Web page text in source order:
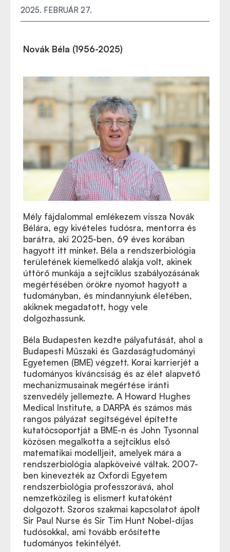
2025. FEBRUÁR 27.
Novák Béla (1956-2025)
Mély fájdalommal emlékezem vissza Novák
Bélára, egy kivételes tudósra, mentorra és
barátra, aki 2025-ben, 69 éves korában
hagyott itt minket. Béla a rendszerbiológia
területének kiemelkedő alakja volt, akinek
úttörő munkája a sejtciklus szabályozásának
megértésében örökre nyomot hagyott a
tudományban, és mindannyiunk életében,
akiknek megadatott, hogy vele
dolgozhassunk.
Béla Budapesten kezdte pályafutását, ahol a
Budapesti Műszaki és Gazdaságtudományi
Egyetemen (BME) végzett. Korai karrierjét a
tudományos kíváncsiság és az élet alapvető
mechanizmusainak megértése iránti
szenvedély jellemezte. A Howard Hughes
Medical Institute, a DARPA és számos más
rangos pályázat segítségével építette
kutatócsoportját a BME-n és John Tysonnal
közösen megalkotta a sejtciklus első
matematikai modelljeit, amelyek mára a
rendszerbiológia alapköveivé váltak. 2007-
ben kinevezték az Oxfordi Egyetem
rendszerbiológia professzorává, ahol
nemzetközileg is elismert kutatóként
dolgozott. Szoros szakmai kapcsolatot ápolt
Sir Paul Nurse és Sir Tim Hunt Nobel-díjas
tudósokkal, ami tovább erősítette
tudományos tekintélyét.